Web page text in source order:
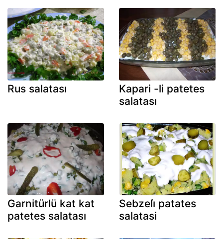
Rus salatası
Kapari -li patetes
salatası
Garnitürlü kat kat
patetes salatası
Sebzeli̇ patates
salatasi